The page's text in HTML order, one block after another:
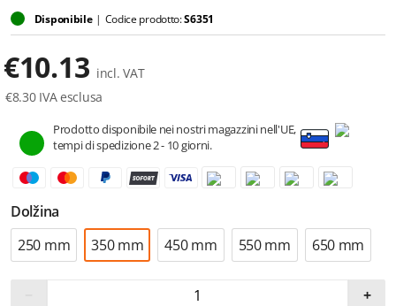
Disponibile | Codice prodotto:S6351
€10.13 incl. VAT
€8.30IVA esclusa
Prodotto disponibile nei nostri magazzini nell'UE,
tempi di spedizione 2 - 10 giorni.
Dolžina
250 mm
350 mm 450 mm 550 mm 650 mm
+